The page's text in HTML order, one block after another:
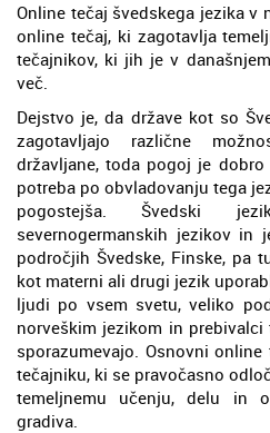
Online tečaj švedskega jezika
online tečaj, ki zagotavlja
tečajnikov, ki jih je v
več.
Dejstvo je, da države kot so
zagotavljajo različne
državljane, toda pogoj je
potreba po obvladovanju tega
pogostejša. Švedski
severnogermanskih jezikov in
področjih Švedske, Finske, pa
kot materni ali drugi jezik
ljudi po vsem svetu, veliko
norveškim jezikom in
sporazumevajo. Osnovni
tečajniku, ki se pravočasno
temeljnemu učenju, delu in
gradiva.